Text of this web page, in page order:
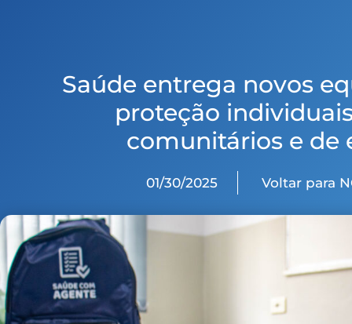
Saúde entrega novos
proteção
comunitários e de
01/30/2025 Voltar para